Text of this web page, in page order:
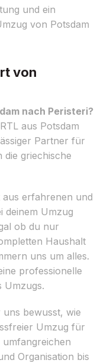
und ein
von Potsdam
von
nach Peristeri?
aus Potsdam
Partner für
griechische
erfahrenen und
deinem Umzug
ob du nur
Haushalt
uns um alles.
professionelle
Umzugs.
bewusst, wie
Umzug für
Organisation bis